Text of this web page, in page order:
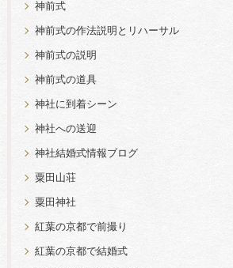
神前式
神前式の作法説明とリハーサル
神前式の説明
神前式の道具
神社に到着シーン
神社への送迎
神社結婚式情報ブログ
粟田山荘
粟田神社
紅葉の京都で前撮り
紅葉の京都で結婚式